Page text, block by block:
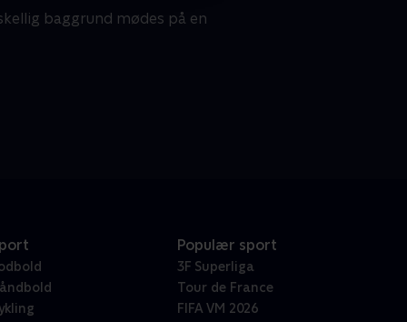
baggrund mødes på en
Populær sport
3F Superliga
Tour de France
FIFA VM 2026